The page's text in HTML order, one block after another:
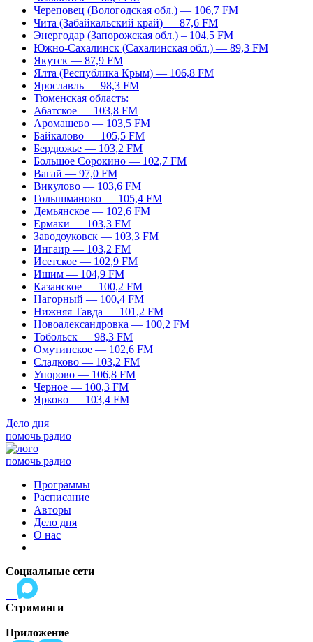
Череповец (Вологодская обл.) — 106,7 FM
Чита (Забайкальский край) — 87,6 FM
Энергодар (Запорожская обл.) – 104,5 FM
Южно-Сахалинск (Сахалинская обл.) — 89,3 FM
Якутск — 87,9 FM
Ялта (Республика Крым) — 106,8 FM
Ярославль — 98,3 FM
Тюменская область:
Абатское — 103,8 FM
Аромашево — 103,5 FM
Байкалово — 105,5 FM
Бердюжье — 103,2 FM
Большое Сорокино — 102,7 FM
Вагай — 97,0 FM
Викулово — 103,6 FM
Голышманово — 105,4 FM
Демьянское — 102,6 FM
Ермаки — 103,3 FM
Заводоуковск — 103,3 FM
Ингаир — 103,2 FM
Исетское — 102,9 FM
Ишим — 104,9 FM
Казанское — 100,2 FM
Нагорный — 100,4 FM
Нижняя Тавда — 101,2 FM
Новоалександровка — 100,2 FM
Тобольск — 98,3 FM
Омутинское — 102,6 FM
Сладково — 103,2 FM
Упорово — 106,8 FM
Черное — 100,3 FM
Ярково — 103,4 FM
Дело дня
помочь радио
помочь радио
Программы
Расписание
Авторы
Дело дня
О нас
Социальные сети
Стриминги
Приложение